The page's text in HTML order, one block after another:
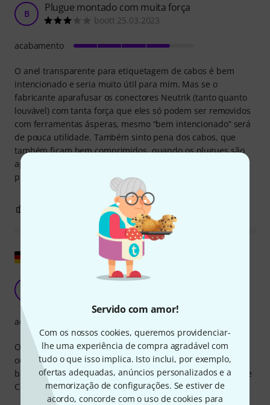
Servido com amor!
Com os nossos cookies, queremos providenciar-
lhe uma experiência de compra agradável com
tudo o que isso implica. Isto inclui, por exemplo,
ofertas adequadas, anúncios personalizados e a
memorização de configurações. Se estiver de
acordo, concorde com o uso de cookies para
B Plugue montado com muita força
boott 25.03.2023
O anel transparente para etiquetagem de cabos é bem
intencionado e seria muito útil para mim. Mas se o
fabricante aparafusar os conectores Neutrik (tanto quanto
louvável) com tanta força que eles só podem ser removidos
com ferramentas ásperas, mesmo “bem intencionado” será
de pouca utilidade. Também sinto pena dos cabos, que
também ficam bem comprimidos, quando os plugues são
aparafusados com tanta força. Caso contrário,
provavelmente seria um bom cabo.
acabamento
REPORTAR A CRÍTICA
Mostrar original
Qualidade do cabo no verão
O que você quer escrever sobre este cabo? Talvez no
outono, o mais tardar, quando as temperaturas são mais
baixas, você prefira usar produtos SommerCable em vez de
Cordial. Highflex é realmente Highflex
acabamento